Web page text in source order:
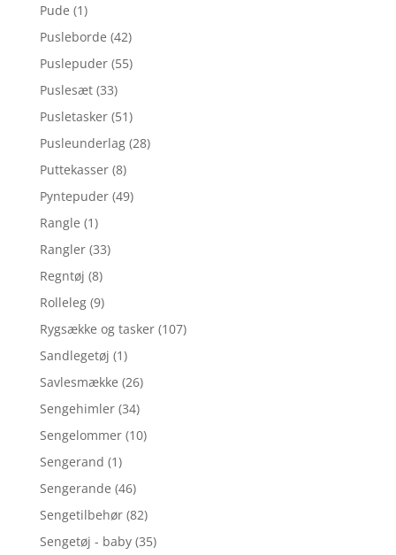
Pude (1)
Pusleborde (42)
Puslepuder (55)
Puslesæt (33)
Pusletasker (51)
Pusleunderlag (28)
Puttekasser (8)
Pyntepuder (49)
Rangle (1)
Rangler (33)
Regntøj (8)
Rolleleg (9)
Rygsække og tasker (107)
Sandlegetøj (1)
Savlesmække (26)
Sengehimler (34)
Sengelommer (10)
Sengerand (1)
Sengerande (46)
Sengetilbehør (82)
Sengetøj - baby (35)